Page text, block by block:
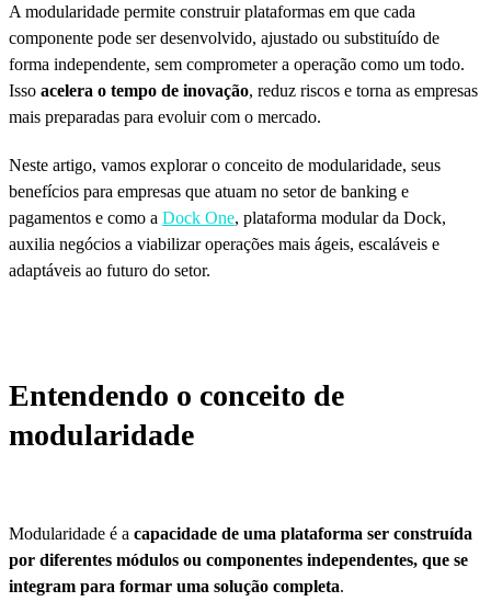
A modularidade permite construir plataformas em que cada
componente pode ser desenvolvido, ajustado ou substituído de
forma independente, sem comprometer a operação como um todo.
Isso acelera o tempo de inovação, reduz riscos e torna as empresas
mais preparadas para evoluir com o mercado.
Neste artigo, vamos explorar o conceito de modularidade, seus
benefícios para empresas que atuam no setor de banking e
pagamentos e como a Dock One, plataforma modular da Dock,
auxilia negócios a viabilizar operações mais ágeis, escaláveis e
adaptáveis ao futuro do setor.
Entendendo o conceito de
modularidade
Modularidade é a capacidade de uma plataforma ser construída
por diferentes módulos ou componentes independentes, que se
integram para formar uma solução completa.